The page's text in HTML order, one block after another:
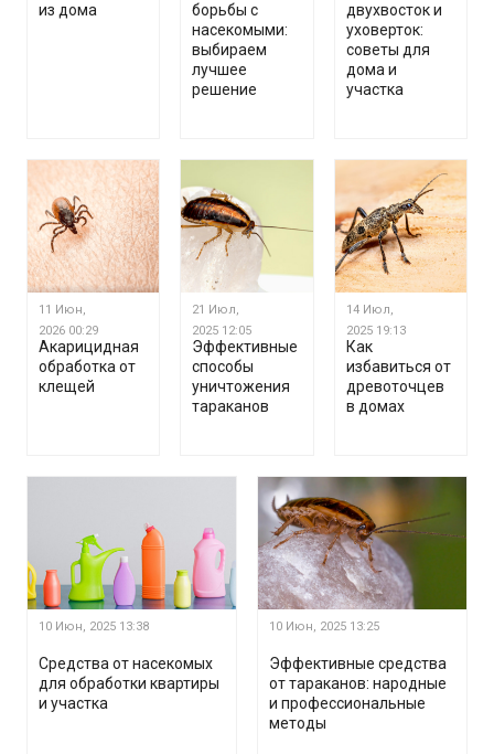
из дома
борьбы с
насекомыми:
выбираем
лучшее
решение
двухвосток и
уховерток:
советы для
дома и
участка
11 Июн,
2026 00:29
Акарицидная
обработка от
клещей
21 Июл,
2025 12:05
Эффективные
способы
уничтожения
тараканов
14 Июл,
2025 19:13
Как
избавиться от
древоточцев
в домах
10 Июн, 2025 13:38
Средства от насекомых
для обработки квартиры
и участка
10 Июн, 2025 13:25
Эффективные средства
от тараканов: народные
и профессиональные
методы